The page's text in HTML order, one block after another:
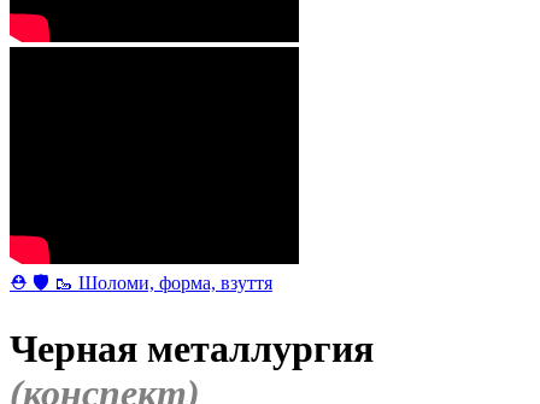
⛑ 🛡 🥾 Шоломи, форма, взуття
Черная металлургия
(конспект)